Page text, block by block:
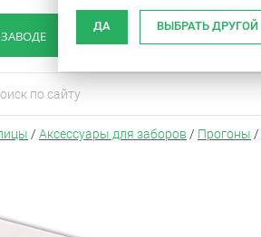
ДА ВЫБРАТЬ ДРУГОЙ
КАК ВЫБРАТЬ ШТАКЕТНИК
/ Аксессуары для заборов / Прогоны /